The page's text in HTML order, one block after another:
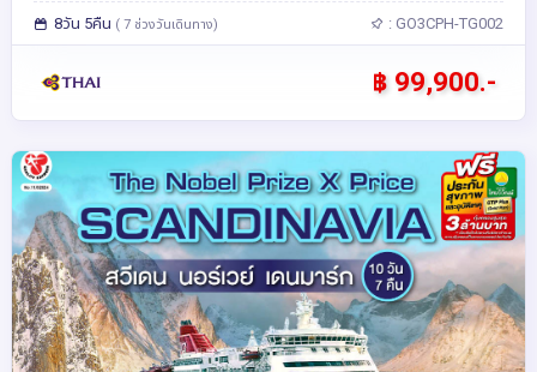
8วัน 5คืน ( 7 ช่วงวันเดินทาง) : GO3CPH-TG002
฿ 99,900.-